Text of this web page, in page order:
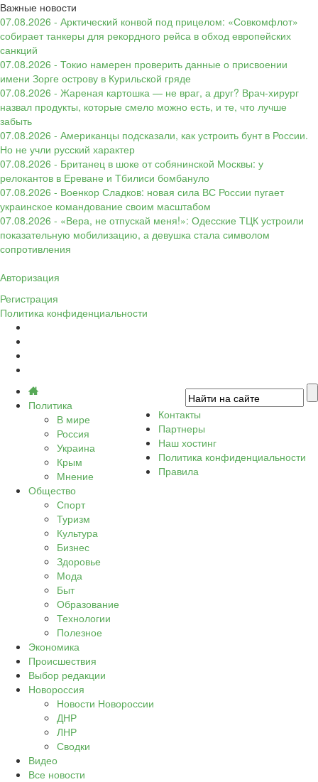
Важные новости
07.08.2026 - Арктический конвой под прицелом: «Совкомфлот»
собирает танкеры для рекордного рейса в обход европейских
санкций
07.08.2026 - Токио намерен проверить данные о присвоении
имени Зорге острову в Курильской гряде
07.08.2026 - Жареная картошка — не враг, а друг? Врач-хирург
назвал продукты, которые смело можно есть, и те, что лучше
забыть
07.08.2026 - Американцы подсказали, как устроить бунт в России.
Но не учли русский характер
07.08.2026 - Британец в шоке от собянинской Москвы: у
релокантов в Ереване и Тбилиси бомбануло
07.08.2026 - Военкор Сладков: новая сила ВС России пугает
украинское командование своим масштабом
07.08.2026 - «Вера, не отпускай меня!»: Одесские ТЦК устроили
показательную мобилизацию, а девушка стала символом
сопротивления
Авторизация
Регистрация
Политика конфиденциальности
Политика
В мире
Россия
Украина
Крым
Мнение
Общество
Спорт
Туризм
Культура
Бизнес
Здоровье
Мода
Быт
Образование
Технологии
Полезное
Экономика
Происшествия
Выбор редакции
Новороссия
Новости Новороссии
ДНР
ЛНР
Сводки
Видео
Все новости
Контакты
Партнеры
Наш хостинг
Политика конфиденциальности
Правила